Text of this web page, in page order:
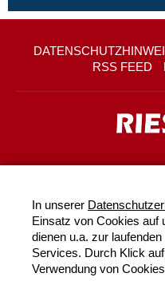
RSS FEED
In unserer
Einsatz von Cookies auf
dienen u.a. zur
Services. Durch Klick
Verwendung von